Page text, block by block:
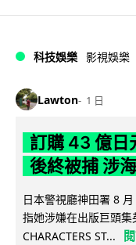
科技娛樂 影視娛樂
Lawton 1 日
訂購 43 億日
後終被捕 涉
日本警視廳神田署 8
指她涉嫌在出版巨頭集
CHARACTERS ST...